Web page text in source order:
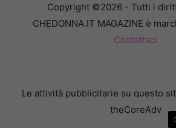
Copyright ©2026 - Tutti i
CHEDONNA.IT MAGAZINE è
Contattaci
Le attività pubblicitarie su questo
theCoreAdv